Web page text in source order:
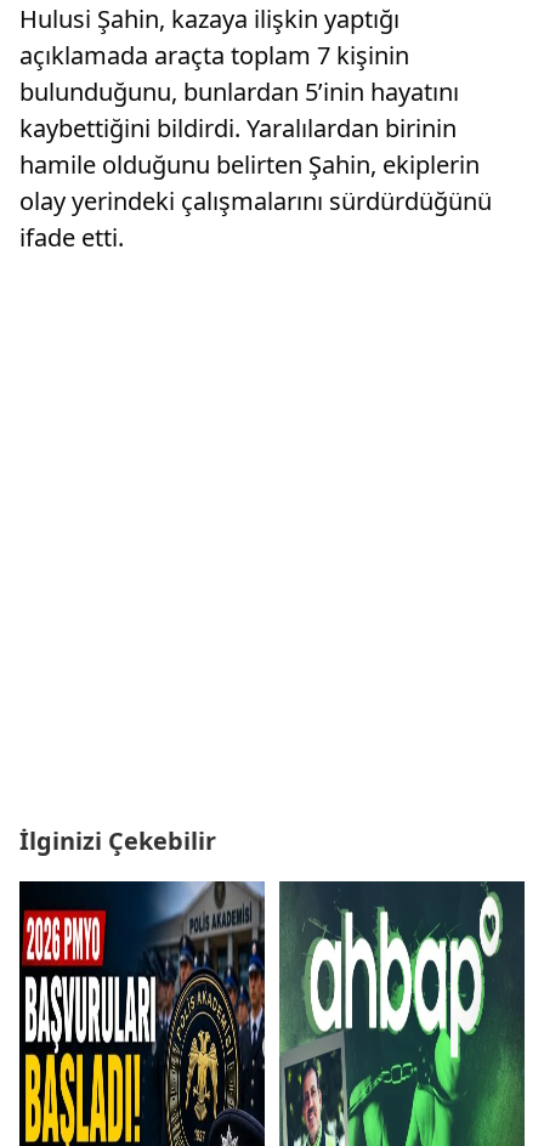
Hulusi Şahin, kazaya ilişkin yaptığı
açıklamada araçta toplam 7 kişinin
bulunduğunu, bunlardan 5’inin hayatını
kaybettiğini bildirdi. Yaralılardan birinin
hamile olduğunu belirten Şahin, ekiplerin
olay yerindeki çalışmalarını sürdürdüğünü
ifade etti.
İlginizi Çekebilir